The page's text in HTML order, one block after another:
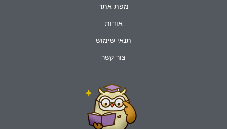
מפת אתר
אודות
תנאי שימוש
צור קשר